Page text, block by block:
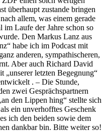
überhaupt zustande bringen
allem, was einem gerade
im Laufe der Jahre schon so
Den Markus Lanz aus
habe ich im Podcast mit
anderen, sympathischeren,
Aber auch Richard David
„unserer letzten Begegnung“
. – Die Stunde,
zwei Gesprächspartnern
den Lippen hing“ stellte sich
ein unverhofftes Geschenk
ich den beiden sowie dem
dankbar bin. Bitte weiter so!